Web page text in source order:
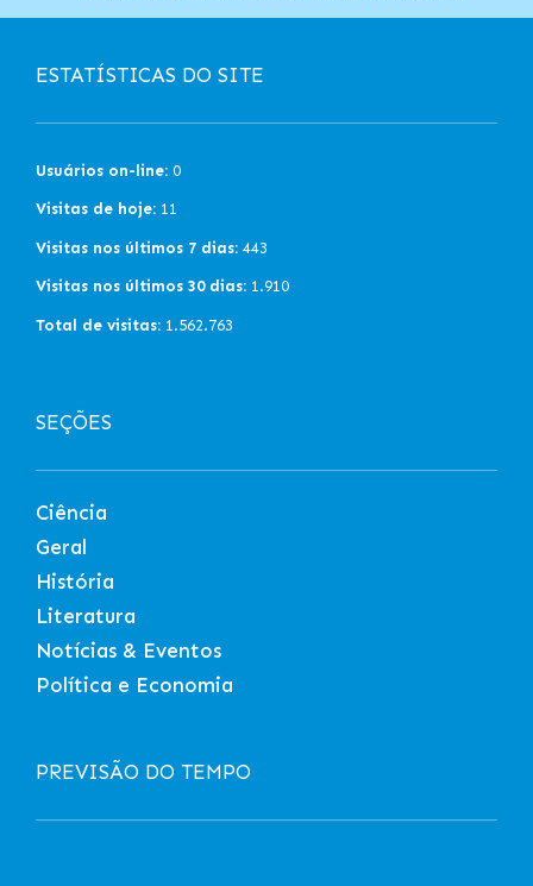
ESTATÍSTICAS DO SITE
Usuários on-line: 0
Visitas de hoje: 11
Visitas nos últimos 7 dias: 443
Visitas nos últimos 30 dias: 1.910
Total de visitas: 1.562.763
SEÇÕES
Ciência
Geral
História
Literatura
Notícias & Eventos
Política e Economia
PREVISÃO DO TEMPO